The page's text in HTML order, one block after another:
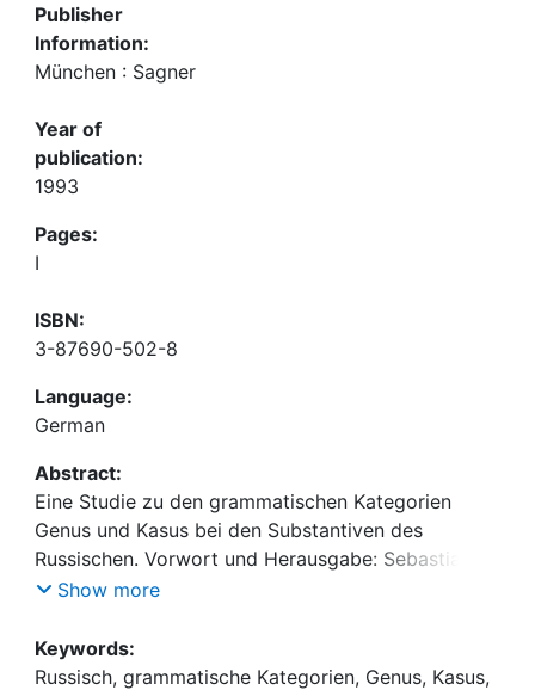
Publisher
Information:
München : Sagner
Year of
publication:
1993
Pages:
I
ISBN:
3-87690-502-8
Language:
German
Abstract:
Eine Studie zu den grammatischen Kategorien
Genus und Kasus bei den Substantiven des
Russischen. Vorwort und Herausgabe: Sebastian
Kempgen
Show more
Keywords:
Russisch, grammatische Kategorien, Genus, Kasus,